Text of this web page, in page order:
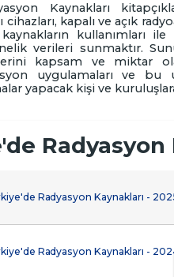
Kaynakları
cihazları, kapalı ve açık
kullanımları
verileri sunmaktır.
kapsam ve miktar
uygulamaları ve
yapacak kişi ve
Radyasyon
Radyasyon Kaynakları -
Radyasyon Kaynakları -